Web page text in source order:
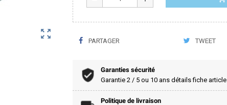
zoom_out_map
PARTAGER TWEET
Garanties sécurité
Garantie 2 / 5 ou 10 ans détails fiche article
Politique de livraison